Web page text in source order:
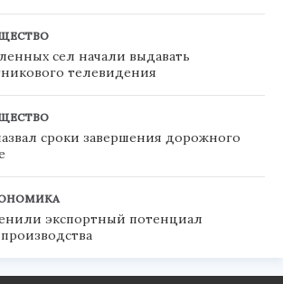
сел начали выдавать
телевидения
сроки завершения дорожного
экспортный потенциал